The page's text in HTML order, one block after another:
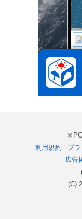
利用規約 - プ
広告
(C)